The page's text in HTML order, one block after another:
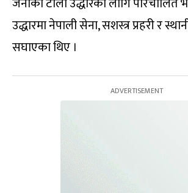
उद्धारमा नेपाली सेना, सशस्त्र प्रहरी र
सघाएका थिए ।